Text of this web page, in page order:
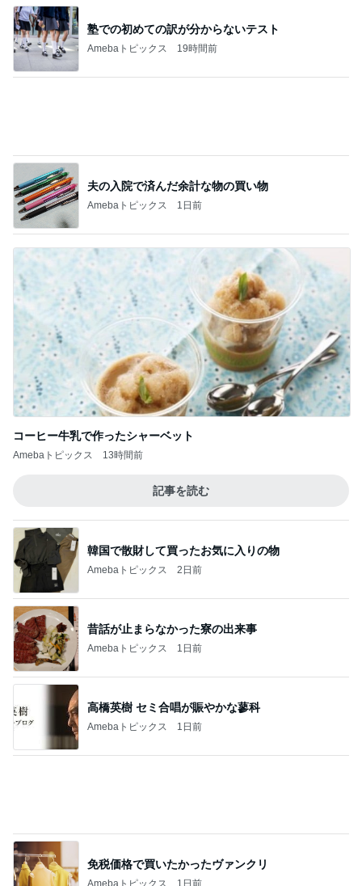
韓国で散財して買ったお気に入りの物
Amebaトピックス 2日前
高橋英樹 セミ合唱が賑やかな蓼科
Amebaトピックス 1日前
免税価格で買いたかったヴァンクリ
Amebaトピックス 1日前
Amebaトピックス
記事を読む
選手プロデュースのいちごパフェ
Amebaトピックス 19時間前
ジャンル人気記事ランキング
カメラ(風景写真)
山荘∶ このところ色々と・冷蔵庫が キレイに
2
妻に先立たれた老人ブログ